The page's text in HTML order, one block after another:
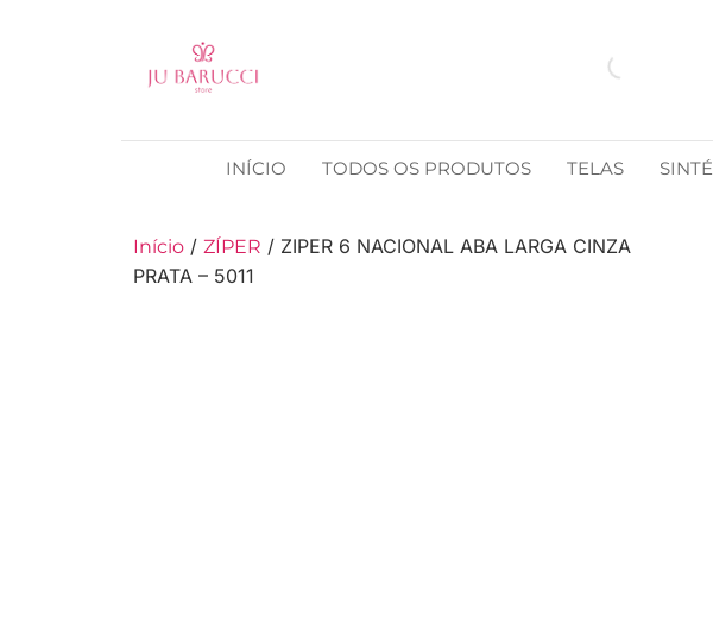
INÍCIO TODOS OS PRODUTOS TELAS
Início / ZÍPER / ZIPER 6 NACIONAL ABA LARGA CINZA
PRATA – 5011